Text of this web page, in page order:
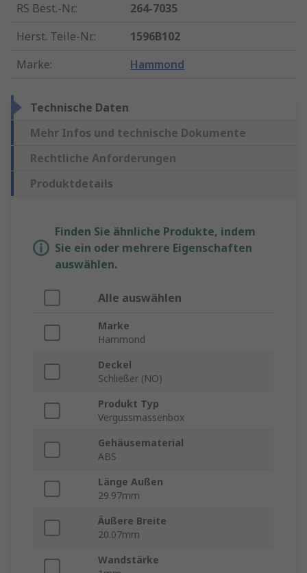
RS Best.-Nr.:
264-7035
Herst. Teile-Nr.:
1596B102
Marke: Hammond
Technische Daten
Mehr Infos und technische Dokumente
Rechtliche Anforderungen
Produktdetails
Finden Sie ähnliche Produkte, indem
Sie ein oder mehrere Eigenschaften
auswählen.
Alle auswählen
Marke
Hammond
Deckel
Schließer (NO)
Produkt Typ
Vergussmassenbox
Gehäusematerial
ABS
Länge Außen
29.97mm
Äußere Breite
20.07mm
Wandstärke